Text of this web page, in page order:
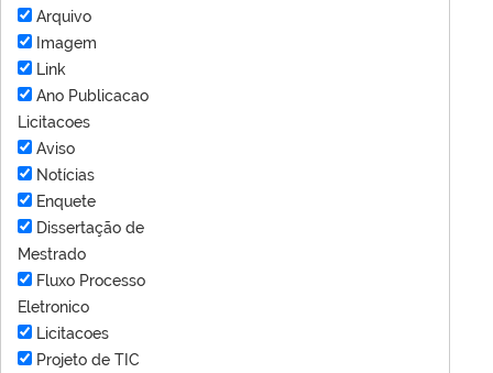
Arquivo
Imagem
Link
Ano Publicacao
Licitacoes
Aviso
Notícias
Enquete
Dissertação de
Mestrado
Fluxo Processo
Eletronico
Licitacoes
Projeto de TIC